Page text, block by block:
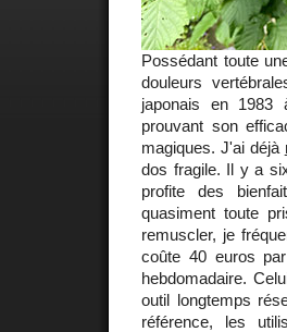
Possédant toute
douleurs
japonais en 1983
prouvant son
magiques. J'ai déjà
dos fragile. Il y a
profite des
quasiment toute
remuscler, je
coûte 40 euros
hebdomadaire.
outil longtemps
référence, les